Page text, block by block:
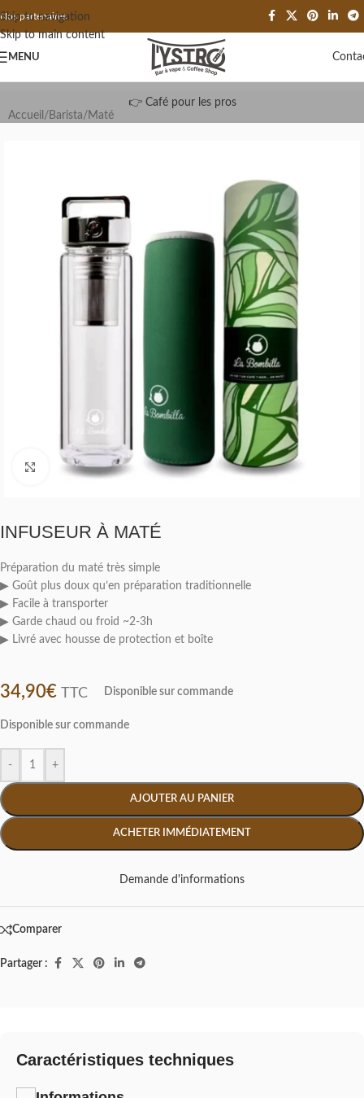
Skip to navigation
Skip to main content
Nos partenaires
MENU
👉 Café pour les pros
Accueil / Barista/ Maté
Click to enlarge
INFUSEUR À MATÉ
Préparation du maté très simple
▶ Goût plus doux qu’en préparation traditionnelle
▶ Facile à transporter
▶ Garde chaud ou froid ~2-3h
▶ Livré avec housse de protection et boîte
34,90€ TTC Disponible sur commande
Disponible sur commande
- +
AJOUTER AU PANIER
ACHETER IMMÉDIATEMENT
Demande d'informations
Comparer
Partager :
Caractéristiques techniques